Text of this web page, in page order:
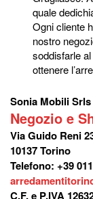
quale
Ogni cliente
nostro
soddisfarle
ottenere
Sonia Mobili Srls
Negozio e
Via Guido Reni
10137 Torino
Telefono: +39
C.F. e P.IVA